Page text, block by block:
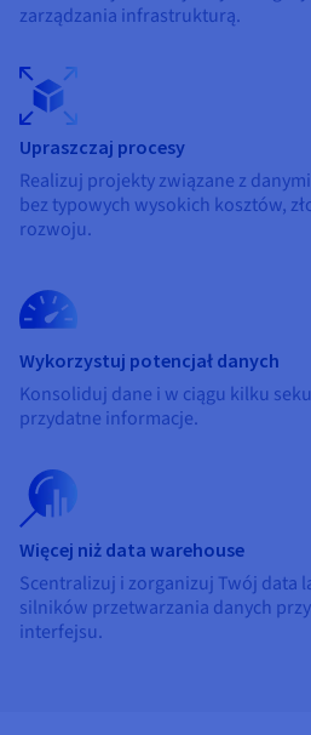
Cennik
Dokumentacja
Roadmap & Changelog
Roadmap & Changelog
Roadmap & Changelog
Roadmap & Changelog
Roadmap & Changelog
zarządzania infrastrukturą.
Upraszczaj procesy
Realizuj projekty związane z
bez typowych wysokich kosztów,
rozwoju.
Wykorzystuj potencjał danych
Konsoliduj dane i w ciągu kilku
przydatne informacje.
Więcej niż data warehouse
Scentralizuj i zorganizuj Twój data
silników przetwarzania danych
interfejsu.